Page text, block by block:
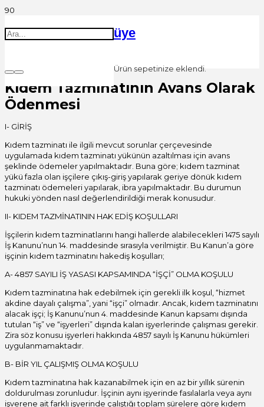
üye
Ürün sepetinize eklendi.
Kıdem Tazminatının Avans Olarak
Ödenmesi
I- GİRİŞ
Kıdem tazminatı ile ilgili mevcut sorunlar çerçevesinde
uygulamada kıdem tazminatı yükünün azaltılması için avans
şeklinde ödemeler yapılmaktadır. Buna göre; kıdem tazminat
yükü fazla olan işçilere çıkış-giriş yapılarak geriye dönük kıdem
tazminatı ödemeleri yapılarak, ibra yapılmaktadır. Bu durumun
hukuki yönden nasıl değerlendirildiği merak konusudur.
II- KIDEM TAZMİNATININ HAK EDİŞ KOŞULLARI
İşçilerin kıdem tazminatlarını hangi hallerde alabilecekleri 1475 sayılı
İş Kanunu’nun 14. maddesinde sırasıyla verilmiştir. Bu Kanun’a göre
işçinin kıdem tazminatını hakediş koşulları;
A- 4857 SAYILI İŞ YASASI KAPSAMINDA “İŞÇİ” OLMA KOŞULU
Kıdem tazminatına hak edebilmek için gerekli ilk koşul, “hizmet
akdine dayalı çalışma”, yani “işçi” olmadır. Ancak, kıdem tazminatını
alacak işçi; İş Kanunu’nun 4. maddesinde Kanun kapsamı dışında
tutulan “iş” ve “işyerleri” dışında kalan işyerlerinde çalışması gerekir.
Zira söz konusu işyerleri hakkında 4857 sayılı İş Kanunu hükümleri
uygulanmamaktadır.
B- BİR YIL ÇALIŞMIŞ OLMA KOŞULU
Kıdem tazminatına hak kazanabilmek için en az bir yıllık sürenin
doldurulması zorunludur. İşçinin aynı işyerinde fasılalarla veya aynı
işverene ait farklı işyerinde çalıştığı toplam sürelere göre kıdem